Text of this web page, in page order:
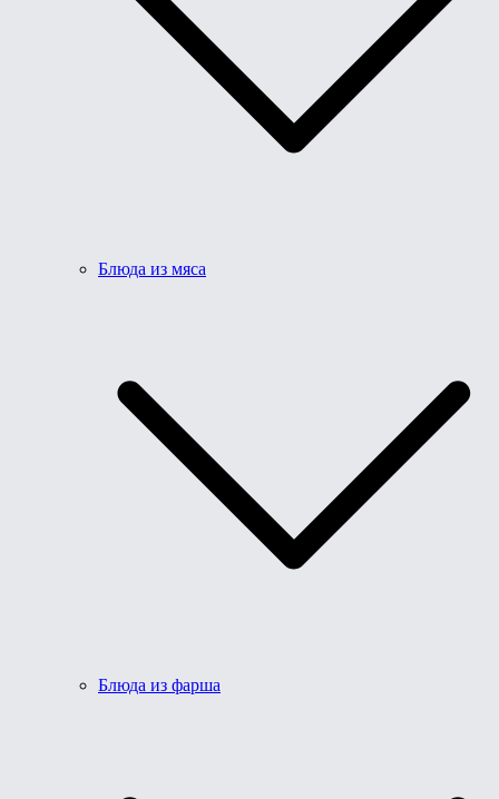
Блюда из мяса
Блюда из фарша